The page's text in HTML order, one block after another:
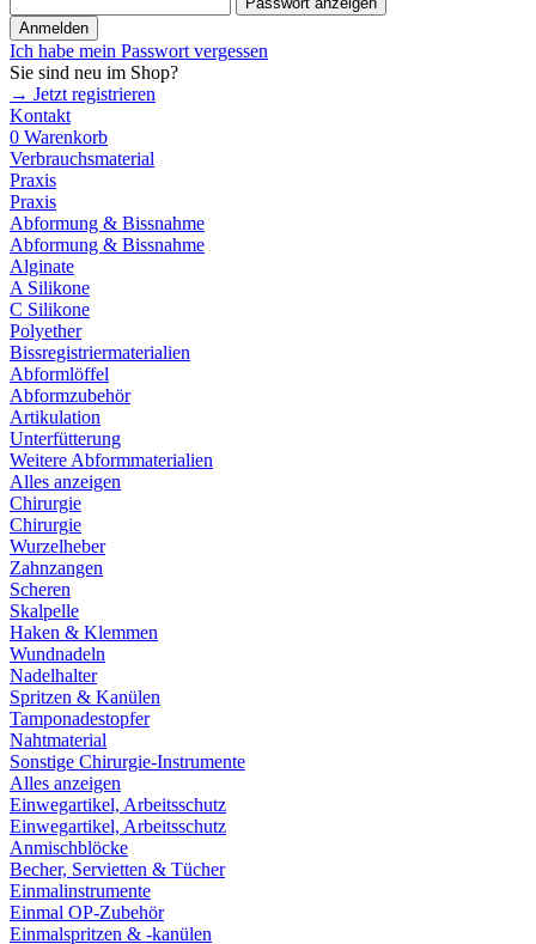
Anmelden
Ich habe mein Passwort vergessen
Sie sind neu im Shop?
→ Jetzt registrieren
Kontakt
0 Warenkorb
Verbrauchsmaterial
Praxis
Praxis
Abformung & Bissnahme
Abformung & Bissnahme
Alginate
A Silikone
C Silikone
Polyether
Bissregistriermaterialien
Abformlöffel
Abformzubehör
Artikulation
Unterfütterung
Weitere Abformmaterialien
Alles anzeigen
Chirurgie
Chirurgie
Wurzelheber
Zahnzangen
Scheren
Skalpelle
Haken & Klemmen
Wundnadeln
Nadelhalter
Spritzen & Kanülen
Tamponadestopfer
Nahtmaterial
Sonstige Chirurgie-Instrumente
Alles anzeigen
Einwegartikel, Arbeitsschutz
Einwegartikel, Arbeitsschutz
Anmischblöcke
Becher, Servietten & Tücher
Einmalinstrumente
Einmal OP-Zubehör
Einmalspritzen & -kanülen